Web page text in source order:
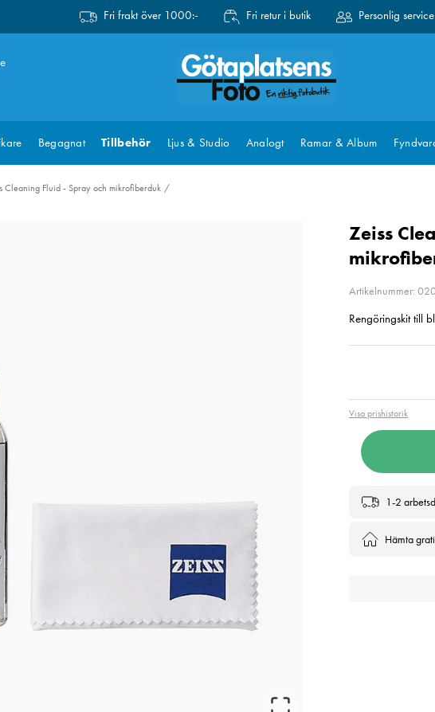
Fri frakt över 1000:- Fri retur i butik Personlig service
Begagnat Tillbehör Ljus & Studio Analogt Ramar & Album
Cleaning Fluid - Spray och mikrofiberduk
Zeiss
Artikelnummer:
Rengöringskit till
Visa prishistorik
1-2
Hämta